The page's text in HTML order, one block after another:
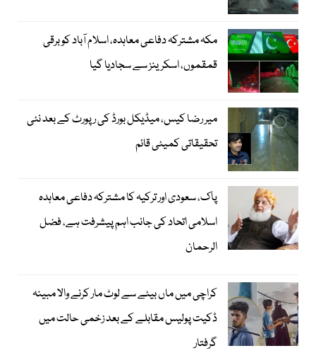
مکہ مشترکہ دفاعی معاہدہ، اسلام آباد کو برقی
قمقموں، اسکرینز سے سجادیا گیا
میر رضا کیس، میڈیکل بورڈ کی رپورٹ کے بعد نئی
تحقیقاتی کمیٹی قائم
پاک، سعودی اور ترکیہ کا مشترکہ دفاعی معاہدہ
اسلامی اتحاد کی جانب اہم پیشرفت ہے، فضل
الرحمان
کراچی میں ماں بیٹے سے لوٹ مار کرنے والا مبینہ
ڈکیت پولیس مقابلے کے بعد زخمی حالت میں
گرفتار